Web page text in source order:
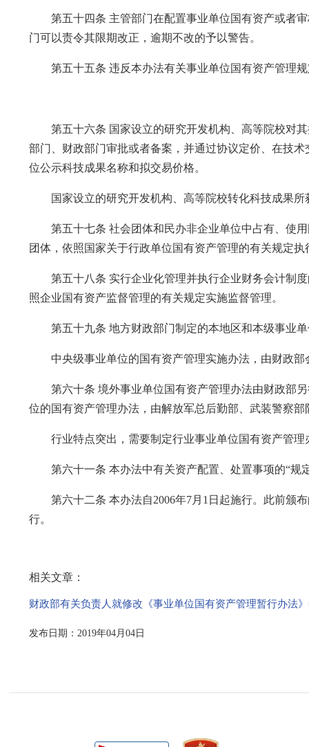
第五十四条 主管部门在配置事业单位国有资产或者审
门可以责令其限期改正，逾期不改的予以警告。
第五十五条 违反本办法有关事业单位国有资产管理规
第五十六条 国家设立的研究开发机构、高等院校对其
部门、财政部门审批或者备案，并通过协议定价、在技
位公示科技成果名称和拟交易价格。
国家设立的研究开发机构、高等院校转化科技成果所
第五十七条 社会团体和民办非企业单位中占有、使用
团体，依照国家关于行政单位国有资产管理的有关规定执
第五十八条 实行企业化管理并执行企业财务会计制度
照企业国有资产监督管理的有关规定实施监督管理。
第五十九条 地方财政部门制定的本地区和本级事业单
中央级事业单位的国有资产管理实施办法，由财政部
第六十条 境外事业单位国有资产管理办法由财政部另
位的国有资产管理办法，由解放军总后勤部、武装警察
行业特点突出，需要制定行业事业单位国有资产管理
第六十一条 本办法中有关资产配置、处置事项的“规
第六十二条 本办法自2006年7月1日起施行。此前颁
行。
相关文章：
财政部有关负责人就修改《事业单位国有资产管理暂行办法
发布日期：2019年04月04日